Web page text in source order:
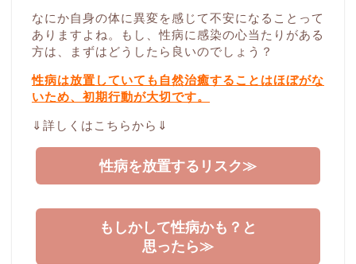
なにか自身の体に異変を感じて不安になることって
ありますよね。もし、性病に感染の心当たりがある
方は、まずはどうしたら良いのでしょう？
性病は放置していても自然治癒することはほぼがな
いため、初期行動が大切です。
⇓詳しくはこちらから⇓
性病を放置するリスク≫
もしかして性病かも？と
思ったら≫